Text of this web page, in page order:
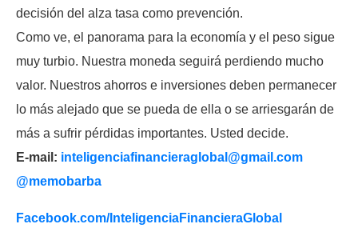
decisión del alza tasa como prevención.
Como ve, el panorama para la economía y el peso sigue
muy turbio. Nuestra moneda seguirá perdiendo mucho
valor. Nuestros ahorros e inversiones deben permanecer
lo más alejado que se pueda de ella o se arriesgarán de
más a sufrir pérdidas importantes. Usted decide.
E-mail: inteligenciafinancieraglobal@gmail.com
@memobarba
Facebook.com/InteligenciaFinancieraGlobal